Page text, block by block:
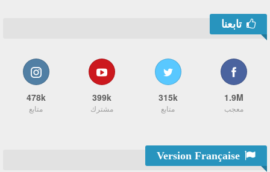
تابعنا
1.9M
معجب
315k
متابع
399k
مشترك
478k
متابع